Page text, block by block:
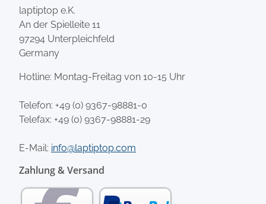
laptiptop e.K.
An der Spielleite 11
97294 Unterpleichfeld
Germany
Hotline: Montag-Freitag von 10-15 Uhr
Telefon: +49 (0) 9367-98881-0
Telefax: +49 (0) 9367-98881-29
E-Mail: info@laptiptop.com
Zahlung & Versand